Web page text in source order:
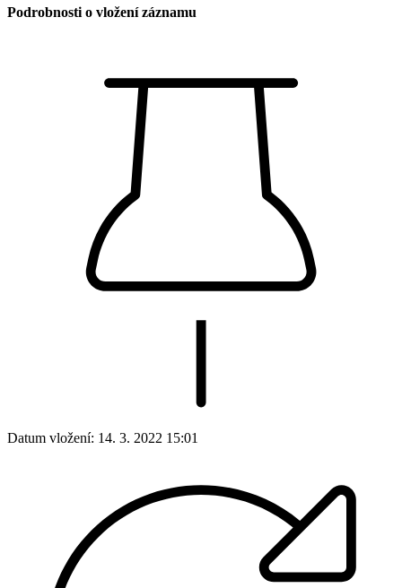
Podrobnosti o vložení záznamu
Datum vložení: 14. 3. 2022 15:01